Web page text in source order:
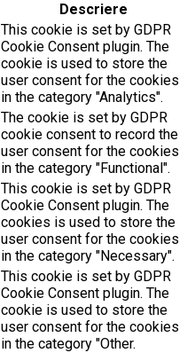
Descriere
This cookie is set by GDPR
Cookie Consent plugin. The
cookie is used to store the
user consent for the cookies
in the category "Analytics".
The cookie is set by GDPR
cookie consent to record the
user consent for the cookies
in the category "Functional".
This cookie is set by GDPR
Cookie Consent plugin. The
cookies is used to store the
user consent for the cookies
in the category "Necessary".
This cookie is set by GDPR
Cookie Consent plugin. The
cookie is used to store the
user consent for the cookies
in the category "Other.